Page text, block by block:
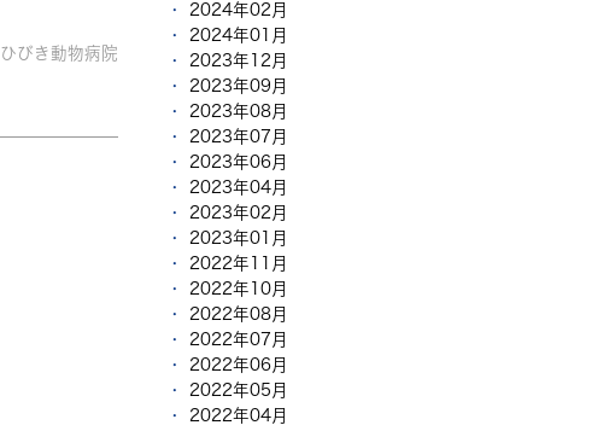
ひびき動物病院
2024年02月
2024年01月
2023年12月
2023年09月
2023年08月
2023年07月
2023年06月
2023年04月
2023年02月
2023年01月
2022年11月
2022年10月
2022年08月
2022年07月
2022年06月
2022年05月
2022年04月